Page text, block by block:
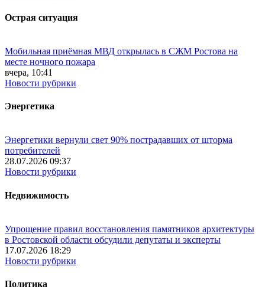
Острая ситуация
Мобильная приёмная МВД открылась в СЖМ Ростова на
месте ночного пожара
вчера, 10:41
Новости рубрики
Энергетика
Энергетики вернули свет 90% пострадавших от шторма
потребителей
28.07.2026 09:37
Новости рубрики
Недвижимость
Упрощение правил восстановления памятников архитектуры
в Ростовской области обсудили депутаты и эксперты
17.07.2026 18:29
Новости рубрики
Политика